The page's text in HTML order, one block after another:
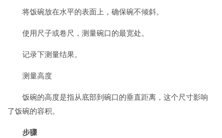
将饭碗放在水平的表面上，确保碗不倾斜。
使用尺子或卷尺，测量碗口的最宽处。
记录下测量结果。
测量高度
饭碗的高度是指从底部到碗口的垂直距离，这个尺寸影响
了饭碗的容积。
步骤